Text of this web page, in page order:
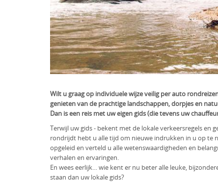
Wilt u graag op individuele wijze veilig per auto
genieten van de prachtige landschappen, dorpjes en
Dan is een reis met uw eigen gids (die tevens uw
Terwijl uw gids - bekent met de lokale verkeersregels en
rondrijdt hebt u alle tijd om nieuwe indrukken in u op te
opgeleid en verteld u alle wetenswaardigheden en
verhalen en ervaringen.
En wees eerlijk… wie kent er nu beter alle leuke,
staan dan uw lokale gids?